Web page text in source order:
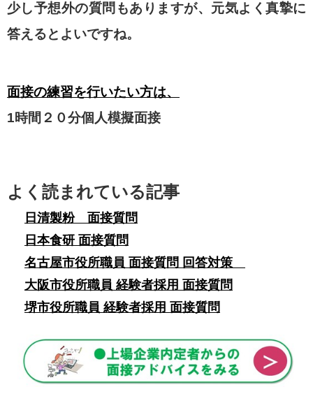
少し予想外の質問もありますが、元気よく真摯に
答えるとよいですね。
面接の練習を行いたい方は、
1時間２０分個人模擬面接
よく読まれている記事
日清製粉 面接質問
日本食研 面接質問
名古屋市役所職員 面接質問 回答対策
大阪市役所職員 経験者採用 面接質問
堺市役所職員 経験者採用 面接質問